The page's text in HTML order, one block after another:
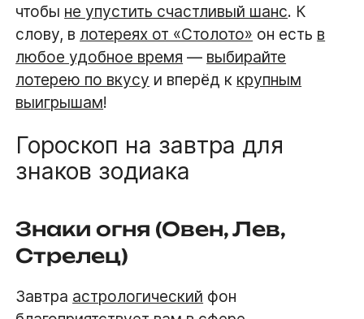
чтобы не упустить счастливый шанс. К
слову, в лотереях от «Столото» он есть в
любое удобное время — выбирайте
лотерею по вкусу и вперёд к крупным
выигрышам!
Гороскоп на завтра для
знаков зодиака
Знаки огня (Овен, Лев,
Стрелец)
Завтра астрологический фон